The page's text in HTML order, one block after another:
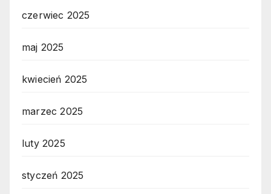
czerwiec 2025
maj 2025
kwiecień 2025
marzec 2025
luty 2025
styczeń 2025